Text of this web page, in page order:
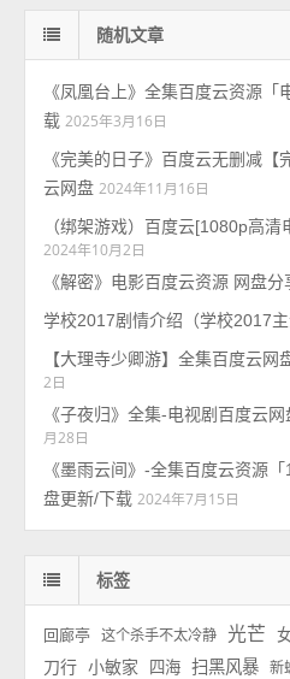
随机文章
《凤凰台上》全集百度云资源
载 2025年3月16日
《完美的日子》百度云无删减【
云网盘 2024年11月16日
（绑架游戏）百度云[1080p高
2024年10月2日
《解密》电影百度云资源 网盘分
学校2017剧情介绍（学校2017主
【大理寺少卿游】全集百度云网
2日
《子夜归》全集-电视剧百度云
月28日
《墨雨云间》-全集百度云资源
盘更新/下载 2024年7月15日
标签
回廊亭 这个杀手不太冷静 光芒
刀行 小敏家 四海 扫黑风暴 新